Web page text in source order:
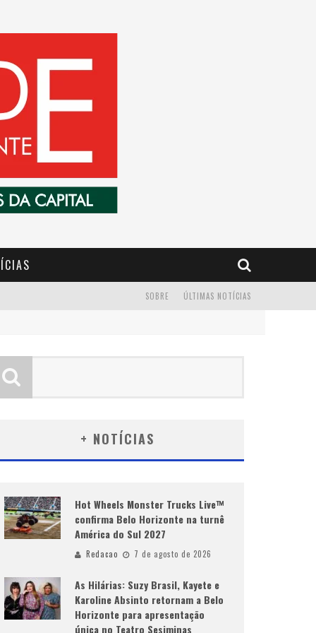
ÚLTIMAS NOTÍCIAS
SOBRE
+ NOTÍCIAS
Hot Wheels Monster Trucks Live™
confirma Belo Horizonte na turnê
América do Sul 2027
Redacao 7 de agosto de 2026
As Hilárias: Suzy Brasil, Kayete e
Karoline Absinto retornam a Belo
Horizonte para apresentação
única no Teatro Sesiminas